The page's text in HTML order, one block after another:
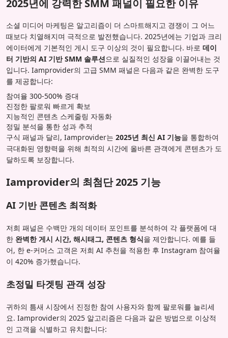
2025년에 강력한 SMM 패널이 필요한 이유
소셜 미디어 마케팅은 알고리즘이 더 스마트해지고 경쟁이 그 어느
때보다 치열해지며 극적으로 발전했습니다. 2025년에는 기업과 크리
에이터에게 기본적인 게시 도구 이상의 것이 필요합니다. 바로 데이
터 기반의 AI 기반 SMM 솔루션으로 실질적인 성장을 이끌어내는 것
입니다. Iamprovider의 고급 SMM 패널은 다음과 같은 완벽한 도구
를 제공합니다:
참여율 300-500% 증대
진정한 팔로워 빠르게 확보
지능적인 콘텐츠 스케줄링 자동화
정밀 분석을 통한 성과 추적
구식 패널과 달리, Iamprovider는 2025년 최신 AI 기능을 통합하여
극대화된 영향력을 위해 최적의 시간에 올바른 관객에게 콘텐츠가 도
달하도록 보장합니다.
Iamprovider의 최첨단 2025 기능
AI 기반 콘텐츠 최적화
저희 패널은 수백만 개의 데이터 포인트를 분석하여 각 플랫폼에 대
한 완벽한 게시 시간, 해시태그, 콘텐츠 형식을 제안합니다. 예를 들
어, 한 e-커머스 고객은 저희 AI 추천을 적용한 후 Instagram 참여율
이 420% 증가했습니다.
초정밀 타겟팅 관객 성장
귀하의 틈새 시장에서 진정한 참여 사용자와 함께 팔로워를 늘리세
요. Iamprovider의 2025 알고리즘은 다음과 같은 방법으로 이상적
인 고객을 식별하고 유치합니다: